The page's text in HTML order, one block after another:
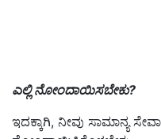
ಎಲ್ಲಿ ನೋಂದಾಯಿಸಬೇಕು?
ಇದಕ್ಕಾಗಿ, ನೀವು ಸಾಮಾನ್ಯ